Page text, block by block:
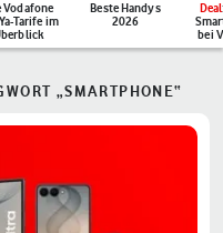
Vodafone
Tarife im
Beste Handys
2026
Deal
bei
„SMARTPHONE“